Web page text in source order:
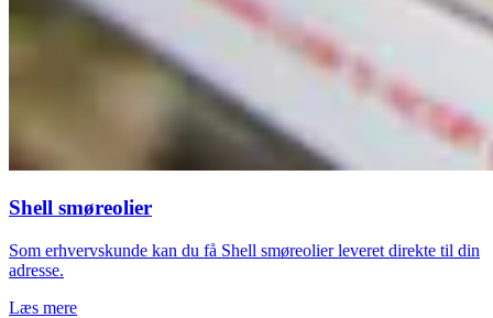
Shell smøreolier
Som erhvervskunde kan du få Shell smøreolier leveret direkte til din
adresse.
Læs mere